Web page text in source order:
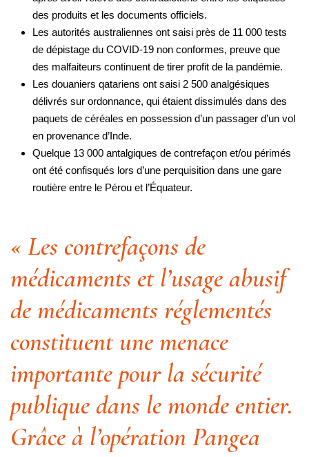
des produits et les documents officiels.
Les autorités australiennes ont saisi près de 11 000 tests
de dépistage du COVID-19 non conformes, preuve que
des malfaiteurs continuent de tirer profit de la pandémie.
Les douaniers qatariens ont saisi 2 500 analgésiques
délivrés sur ordonnance, qui étaient dissimulés dans des
paquets de céréales en possession d’un passager d’un vol
en provenance d’Inde.
Quelque 13 000 antalgiques de contrefaçon et/ou périmés
ont été confisqués lors d’une perquisition dans une gare
routière entre le Pérou et l’Équateur.
« Les contrefaçons de
médicaments et l’usage abusif
de médicaments réglementés
constituent une menace
importante pour la sécurité
publique dans le monde entier.
Grâce à l’opération Pangea